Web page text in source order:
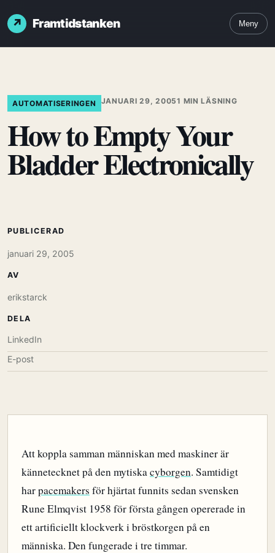
Framtidstanken Meny
AUTOMATISERINGEN JANUARI 29, 20051 MIN LÄSNING
How to Empty Your
Bladder Electronically
Att koppla samman människan med maskiner är
kännetecknet på den mytiskacyborgen. Samtidigt
harpacemakers för hjärtat funnits sedan svensken
Rune Elmqvist 1958 för första gången opererade in
ett artificiellt klockverk i bröstkorgen på en
människa. Den fungerade i tre timmar.
PUBLICERAD
januari 29, 2005
AV
erikstarck
DELA
LinkedIn
E-post